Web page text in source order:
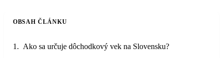
OBSAH ČLÁNKU
Ako sa určuje dôchodkový vek na Slovensku?